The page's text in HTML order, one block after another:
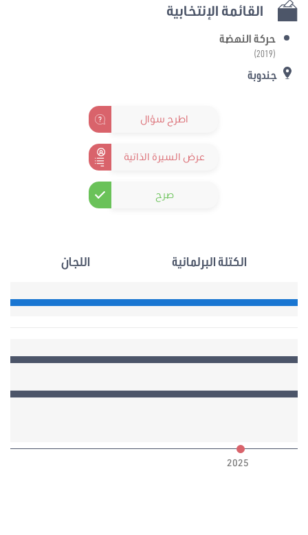
القائمة الإنتخابية
حركة النهضة
(2019)
جندوبة
اطرح سؤال
عرض السيرة الذاتية
صرح
الكتلة البرلمانية اللجان
2025